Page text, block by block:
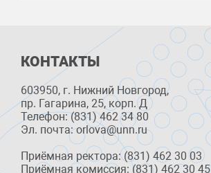
КОНТАКТЫ
603950, г. Нижний Новгород,
пр. Гагарина, 25, корп. Д
Телефон: (831) 462 34 80
Эл. почта: orlova@unn.ru
Приёмная ректора: (831) 462 30 03
Приёмная комиссия: (831) 462 30 45